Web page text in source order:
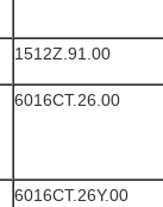
1512Z.91.00
6016CT.26.00
6016CT.26Y.00